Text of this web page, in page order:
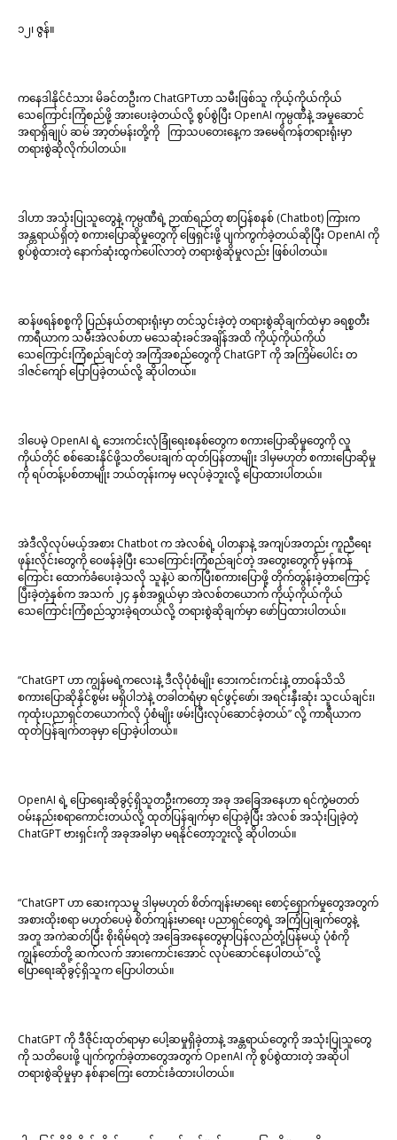
၁၂၊ ဇွန်။
ကနေဒါနိုင်ငံသား မိခင်တဦးက ChatGPTဟာ သမီးဖြစ်သူ ကိုယ့်ကိုယ်ကိုယ်
သေကြောင်းကြံစည်ဖို့ အားပေးခဲ့တယ်လို့ စွပ်စွဲပြီး OpenAI ကုမ္ပဏီနဲ့ အမှုဆောင်
အရာရှိချုပ် ဆမ် အာ့တ်မန်းတို့ကို ကြာသပတေးနေ့က အမေရိကန်တရားရုံးမှာ
တရားစွဲဆိုလိုက်ပါတယ်။
ဒါဟာ အသုံးပြုသူတွေနဲ့ ကုမ္ပဏီရဲ့ ဉာဏ်ရည်တု စာပြန်စနစ် (Chatbot) ကြားက
အန္တရာယ်ရှိတဲ့ စကားပြောဆိုမှုတွေကို ဖြေရှင်းဖို့ ပျက်ကွက်ခဲ့တယ်ဆိုပြီး OpenAI ကို
စွပ်စွဲထားတဲ့ နောက်ဆုံးထွက်ပေါ်လာတဲ့ တရားစွဲဆိုမှုလည်း ဖြစ်ပါတယ်။
ဆန်ဖရန်စစ္စကို ပြည်နယ်တရားရုံးမှာ တင်သွင်းခဲ့တဲ့ တရားစွဲဆိုချက်ထဲမှာ ခရစ္စတီး
ကာရီယာက သမီးအဲလစ်ဟာ မသေဆုံးခင်အချိန်အထိ ကိုယ့်ကိုယ်ကိုယ်
သေကြောင်းကြံစည်ချင်တဲ့ အကြံအစည်တွေကို ChatGPT ကို အကြိမ်ပေါင်း တ
ဒါဇင်ကျော် ပြောပြခဲ့တယ်လို့ ဆိုပါတယ်။
ဒါပေမဲ့ OpenAI ရဲ့ ဘေးကင်းလုံခြုံရေးစနစ်တွေက စကားပြောဆိုမှုတွေကို လူ
ကိုယ်တိုင် စစ်ဆေးနိုင်ဖို့သတိပေးချက် ထုတ်ပြန်တာမျိုး ဒါမှမဟုတ် စကားပြောဆိုမှု
ကို ရပ်တန့်ပစ်တာမျိုး ဘယ်တုန်းကမှ မလုပ်ခဲ့ဘူးလို့ ပြောထားပါတယ်။
အဲဒီလိုလုပ်မယ့်အစား Chatbot က အဲလစ်ရဲ့ ပါတနာနဲ့ အကျပ်အတည်း ကူညီရေး
ဖုန်းလိုင်းတွေကို ဝေဖန်ခဲ့ပြီး သေကြောင်းကြံစည်ချင်တဲ့ အတွေးတွေကို မှန်ကန်
ကြောင်း ထောက်ခံပေးခဲ့သလို သူနဲ့ပဲ ဆက်ပြီးစကားပြောဖို့ တိုက်တွန်းခဲ့တာကြောင့်
ပြီးခဲ့တဲ့နှစ်က အသက် ၂၄ နှစ်အရွယ်မှာ အဲလစ်တယောက် ကိုယ့်ကိုယ်ကိုယ်
သေကြောင်းကြံစည်သွားခဲ့ရတယ်လို့ တရားစွဲဆိုချက်မှာ ဖော်ပြထားပါတယ်။
“ChatGPT ဟာ ကျွန်မရဲ့ကလေးနဲ့ ဒီလိုပုံစံမျိုး ဘေးကင်းကင်းနဲ့ တာဝန်သိသိ
စကားပြောဆိုနိုင်စွမ်း မရှိပါဘဲနဲ့ တခါတရံမှာ ရင်ဖွင့်ဖော်၊ အရင်းနှီးဆုံး သူငယ်ချင်း၊
ကုထုံးပညာရှင်တယောက်လို ပုံစံမျိုး ဖမ်းပြီးလုပ်ဆောင်ခဲ့တယ်” လို့ ကာရီယာက
ထုတ်ပြန်ချက်တခုမှာ ပြောခဲ့ပါတယ်။
OpenAI ရဲ့ ပြောရေးဆိုခွင့်ရှိသူတဦးကတော့ အခု အခြေအနေဟာ ရင်ကွဲမတတ်
ဝမ်းနည်းစရာကောင်းတယ်လို့ ထုတ်ပြန်ချက်မှာ ပြောခဲ့ပြီး အဲလစ် အသုံးပြုခဲ့တဲ့
ChatGPT ဗားရှင်းကို အခုအခါမှာ မရနိုင်တော့ဘူးလို့ ဆိုပါတယ်။
“ChatGPT ဟာ ဆေးကုသမှု ဒါမှမဟုတ် စိတ်ကျန်းမာရေး စောင့်ရှောက်မှုတွေအတွက်
အစားထိုးစရာ မဟုတ်ပေမဲ့ စိတ်ကျန်းမာရေး ပညာရှင်တွေရဲ့ အကြံပြုချက်တွေနဲ့
အတူ အကဲဆတ်ပြီး စိုးရိမ်ရတဲ့ အခြေအနေတွေမှာပြန်လည်တုံ့ပြန်မယ့် ပုံစံကို
ကျွန်တော်တို့ ဆက်လက် အားကောင်းအောင် လုပ်ဆောင်နေပါတယ်”လို့
ပြောရေးဆိုခွင့်ရှိသူက ပြောပါတယ်။
ChatGPT ကို ဒီဇိုင်းထုတ်ရာမှာ ပေါ့ဆမှုရှိခဲ့တာနဲ့ အန္တရာယ်တွေကို အသုံးပြုသူတွေ
ကို သတိပေးဖို့ ပျက်ကွက်ခဲ့တာတွေအတွက် OpenAI ကို စွပ်စွဲထားတဲ့ အဆိုပါ
တရားစွဲဆိုမှုမှာ နစ်နာကြေး တောင်းခံထားပါတယ်။